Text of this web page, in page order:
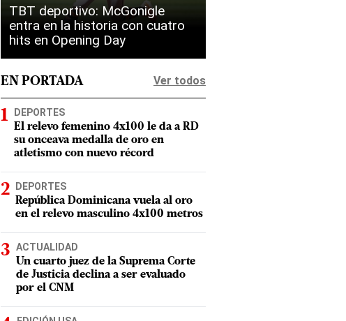
TBT deportivo: McGonigle
entra en la historia con cuatro
hits en Opening Day
EN PORTADA Ver todos
DEPORTES
El relevo femenino 4x100 le da a RD
su onceava medalla de oro en
atletismo con nuevo récord
DEPORTES
República Dominicana vuela al oro
en el relevo masculino 4x100 metros
ACTUALIDAD
Un cuarto juez de la Suprema Corte
de Justicia declina a ser evaluado
por el CNM